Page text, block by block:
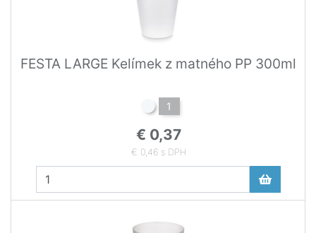
FESTA LARGE Kelímek z matného PP 300ml
1
€ 0,37
€ 0,46 s DPH